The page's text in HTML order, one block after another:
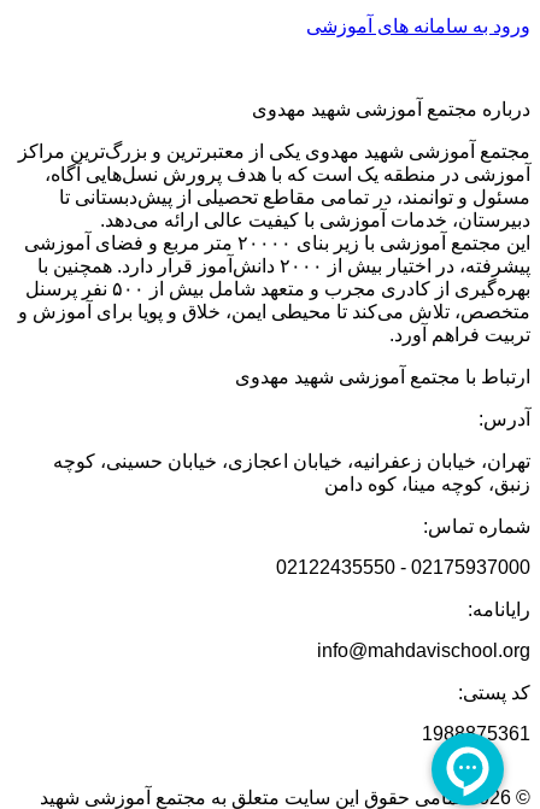
ورود به سامانه های آموزشی
درباره مجتمع آموزشی شهید مهدوی
مجتمع آموزشی شهید مهدوی یکی از معتبرترین و بزرگ‌ترین مراکز
آموزشی در منطقه یک است که با هدف پرورش نسل‌هایی آگاه،
مسئول و توانمند، در تمامی مقاطع تحصیلی از پیش‌دبستانی تا
دبیرستان، خدمات آموزشی با کیفیت عالی ارائه می‌دهد.
این مجتمع آموزشی با زیر بنای ۲۰۰۰۰ متر مربع و فضای آموزشی
پیشرفته، در اختیار بیش از ۲۰۰۰ دانش‌آموز قرار دارد. همچنین با
بهره‌گیری از کادری مجرب و متعهد شامل بیش از ۵۰۰ نفر پرسنل
متخصص، تلاش می‌کند تا محیطی ایمن، خلاق و پویا برای آموزش و
تربیت فراهم آورد.
ارتباط با مجتمع آموزشی شهید مهدوی
آدرس:
تهران، خیابان زعفرانیه، خیابان اعجازی، خیابان حسینی، کوچه
زنبق، کوچه مینا، کوه دامن
شماره تماس:
02175937000 - 02122435550
رایانامه:
info@mahdavischool.org
کد پستی:
1988875361
© 2026 تمامی حقوق این سایت متعلق به مجتمع آموزشی شهید